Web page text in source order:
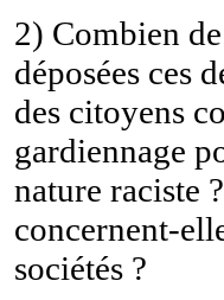
2) Combien
déposées ces
des citoyens
gardiennage
nature raciste
concernent-
sociétés ?